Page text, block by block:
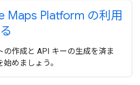
Maps Platform の利用
の作成と API キーの生成を済ま
めましょう。